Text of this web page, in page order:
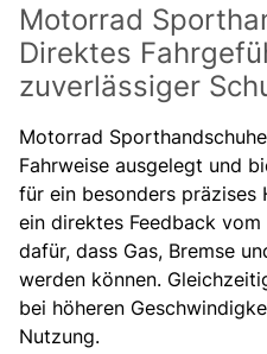
Motorrad
Direktes
zuverlässiger
Motorrad
Fahrweise ausgelegt und
für ein besonders präzises
ein direktes Feedback
dafür, dass Gas, Bremse
werden können.
bei höheren
Nutzung.